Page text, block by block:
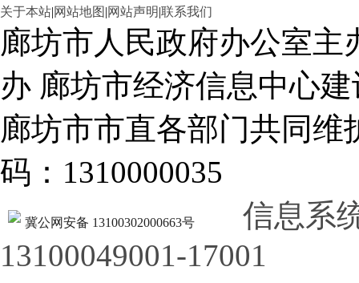
关于本站|网站地图 |网站声明|联系我们
廊坊市人民政府办公室
办 廊坊市经济信息中心建
廊坊市市直各部门共同
码：1310000035
冀公网安备 13100302000663号
信息系
13100049001-17001